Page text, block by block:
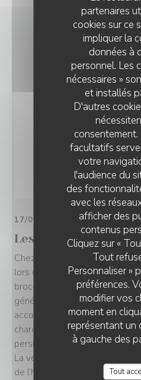
partenaires
cookies sur ce
impliquer la
données à
personnel. Les
nécessaires »
et installés
D'autres
consentement.
facultatifs
votre
l'audience du
des
avec les
afficher des
contenus
Cliquez sur «
Tout
Personnaliser »
préférences.
modifier vos
moment en
représentant un
à gauche des
Tout
Les meilleures
17/04/2023
Chez Minnà la Corse se met
lors de votre dernier passage
brocciu, venez vous rattraper
généreuses spécialités de
accompagné de prisuttu et
charcuteries artisanales du
persillade, tagliata de bœuf
La véritable comfort food
de l’hiver.
CHEZ